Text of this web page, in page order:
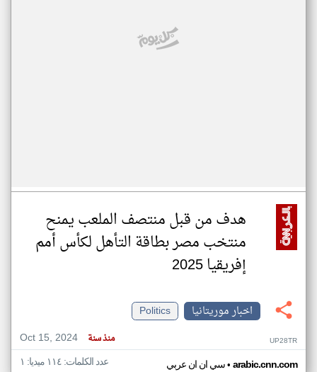
هدف من قبل منتصف الملعب يمنح
منتخب مصر بطاقة التأهل لكأس أمم
إفريقيا 2025
اخبار موريتانيا
Politics
Oct 15, 2024
منذ سنة UP28TR
سي ان ان عربي• arabic.cnn.com عدد الكلمات: ١١٤ ميديا: ١